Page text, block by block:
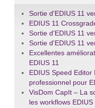
Sortie d'EDIUS 11
EDIUS 11
Sortie d'EDIUS 11
Sortie d'EDIUS 11
Excellentes
EDIUS 11
EDIUS Speed
professionnel pour
VisDom CapIt – La
les workflows EDIUS